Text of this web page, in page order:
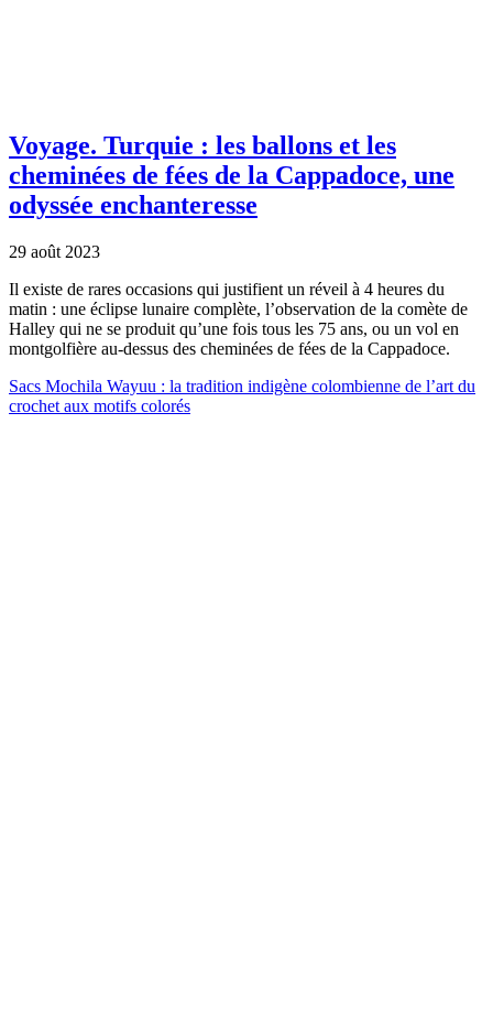
Voyage. Turquie : les ballons et les
cheminées de fées de la Cappadoce, une
odyssée enchanteresse
29 août 2023
Il existe de rares occasions qui justifient un réveil à 4 heures du
matin : une éclipse lunaire complète, l’observation de la comète de
Halley qui ne se produit qu’une fois tous les 75 ans, ou un vol en
montgolfière au-dessus des cheminées de fées de la Cappadoce.
Sacs Mochila Wayuu : la tradition indigène colombienne de l’art du
crochet aux motifs colorés